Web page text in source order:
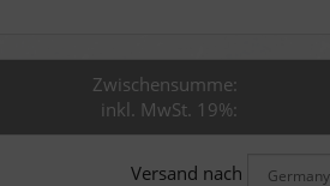
Zwischensumme:
inkl. MwSt. 19%:
Versand nach